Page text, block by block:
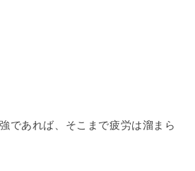
であれば、そこまで疲労は溜まら